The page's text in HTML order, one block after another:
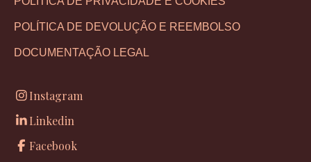
POLÍTICA DE DEVOLUÇÃO E REEMBOLSO
DOCUMENTAÇÃO LEGAL
Instagram
Linkedin
Facebook